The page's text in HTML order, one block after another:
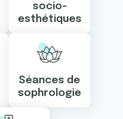
socio-
esthétiques
Séances de
sophrologie